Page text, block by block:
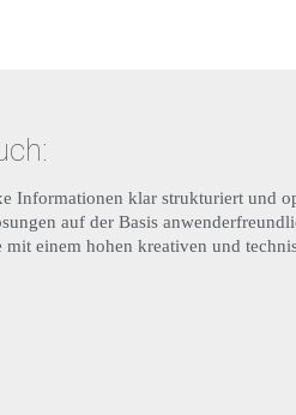
Informationen klar strukturiert und
auf der Basis
mit einem hohen kreativen und